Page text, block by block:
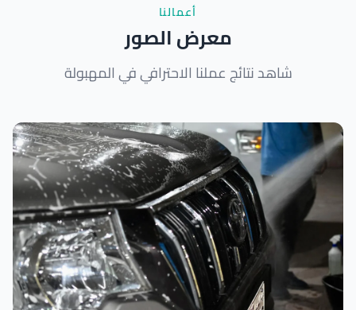
أعمالنا
معرض الصور
شاهد نتائج عملنا الاحترافي في المهبولة